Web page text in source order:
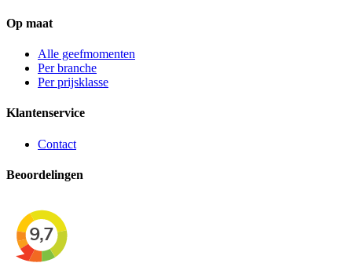
Op maat
Alle geefmomenten
Per branche
Per prijsklasse
Klantenservice
Contact
Beoordelingen